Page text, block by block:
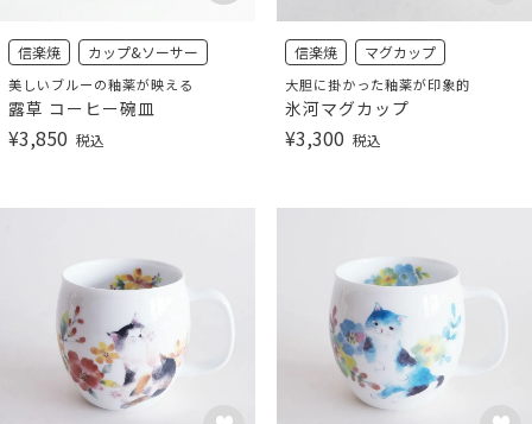
信楽焼 カップ&ソーサー
美しいブルーの釉薬が映える
露草 コーヒー碗皿
¥3,850 税込
信楽焼 マグカップ
大胆に掛かった釉薬が印象的
氷河マグカップ
¥3,300 税込